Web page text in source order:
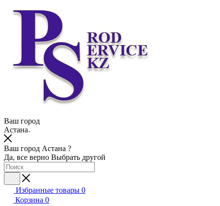
Ваш город
Астана
Ваш город Астана ?
Да, все верно Выбрать другой
Избранные товары 0
Корзина 0